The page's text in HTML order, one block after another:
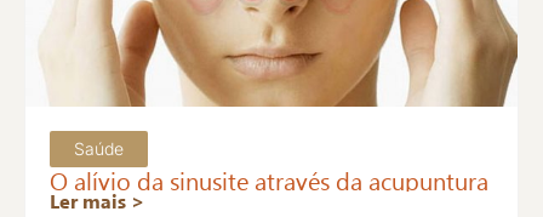
Saúde
O alívio da sinusite através da acupuntura
Ler mais >